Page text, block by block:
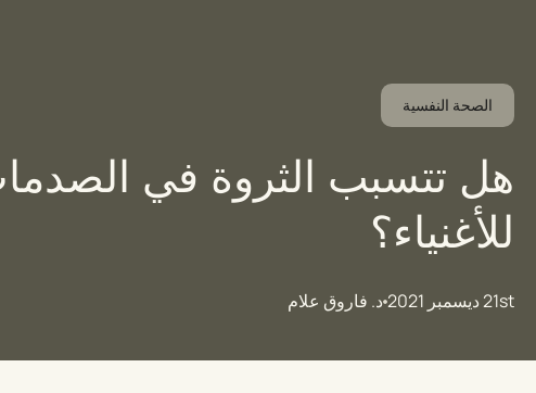
الصحة النفسية
هل تتسبب الثروة في
للأغنياء؟
21st ديسمبر 2021 د. فاروق علام